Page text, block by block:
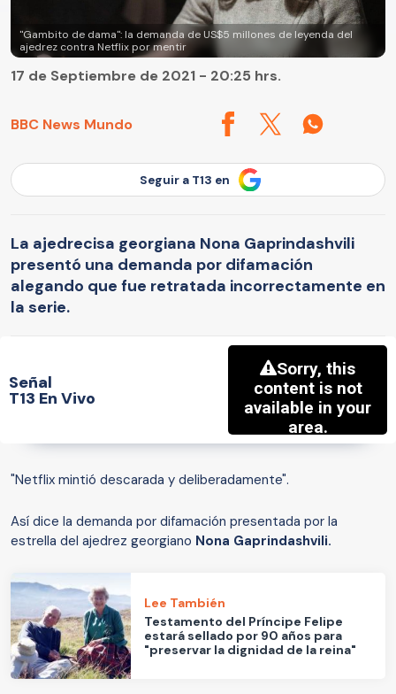
"Gambito de dama": la demanda de US$5 millones de leyenda del
ajedrez contra Netflix por mentir
BBC News Mundo
17 de Septiembre de 2021 - 20:25 hrs.
Seguir a T13 en
La ajedrecisa georgiana Nona Gaprindashvili
presentó una demanda por difamación
alegando que fue retratada incorrectamente en
la serie.
Señal
T13 En Vivo
"Netflix mintió descarada y deliberadamente".
Así dice la demanda por difamación presentada por la
estrella del ajedrez georgiano Nona Gaprindashvili.
Lee También
Testamento del Príncipe Felipe
estará sellado por 90 años para
"preservar la dignidad de la reina"